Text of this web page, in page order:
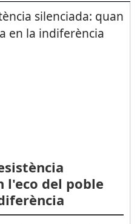
l'eco del poble